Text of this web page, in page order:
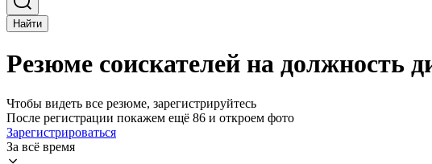
Найти
Резюме соискателей на должность
Чтобы видеть все резюме, зарегистрируйтесь
После регистрации покажем ещё 86 и откроем фото
Зарегистрироваться
За всё время